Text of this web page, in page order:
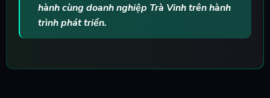
hành cùng doanh nghiệp Trà Vinh trên hành
trình phát triển.